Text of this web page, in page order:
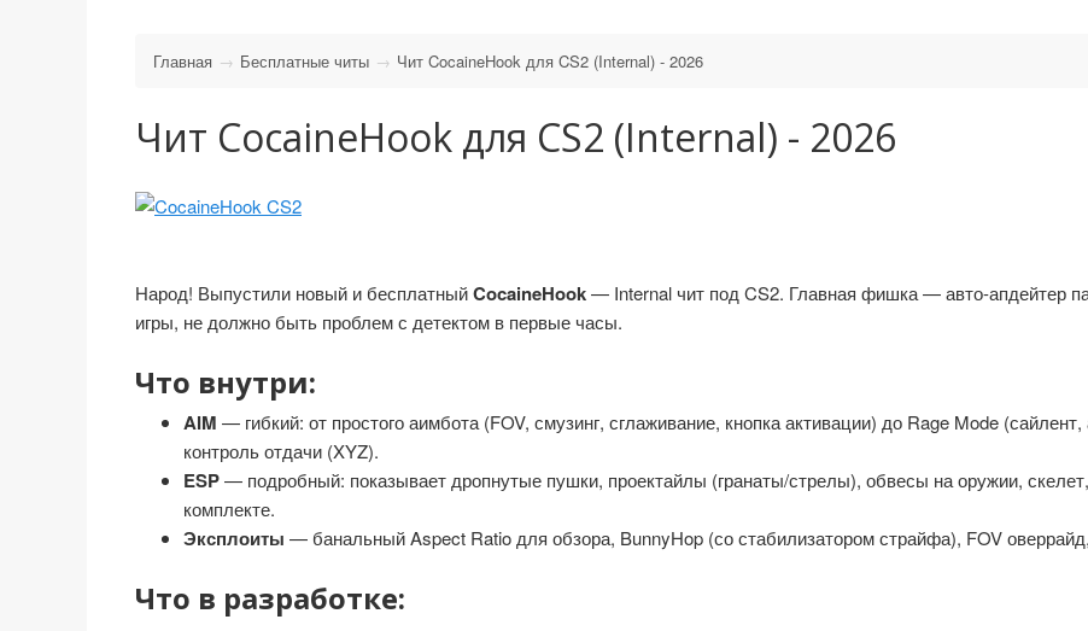
Главная Бесплатные читы Чит CocaineHook для CS2 (Internal) - 2026
Чит CocaineHook для CS2 (Internal) - 2026
Народ! Выпустили новый и бесплатныйCocaineHook— Internal чит под CS2. Главная фишка — авто-апдейтер
игры, не должно быть проблем с детектом в первые часы.
Что внутри:
AIM — гибкий: от простого аимбота (FOV, смузинг, сглаживание, кнопка активации) до Rage Mode
контроль отдачи (XYZ).
ESP— подробный: показывает дропнутые пушки, проектайлы (гранаты/стрелы), обвесы на оружии,
комплекте.
Эксплоиты — банальный Aspect Ratio для обзора, BunnyHop (со стабилизатором страйфа), FOV
Что в разработке: